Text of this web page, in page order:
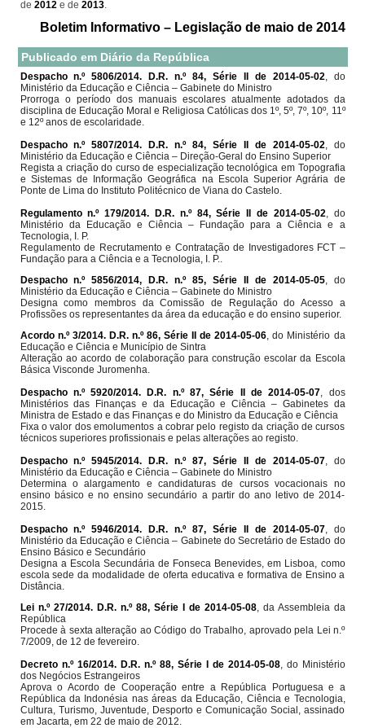
de 2012 e de 2013.
Boletim Informativo – Legislação de maio de 2014
Publicado em Diário da República
Despacho n.º 5806/2014. D.R. n.º 84, Série II de 2014-05-02 , do
Ministério da Educação e Ciência – Gabinete do Ministro
Prorroga o período dos manuais escolares atualmente adotados da
disciplina de Educação Moral e Religiosa Católicas dos 1º, 5º, 7º, 10º, 11º
e 12º anos de escolaridade.
Despacho n.º 5807/2014. D.R. n.º 84, Série II de 2014-05-02 , do
Ministério da Educação e Ciência – Direção-Geral do Ensino Superior
Regista a criação do curso de especialização tecnológica em Topografia
e Sistemas de Informação Geográfica na Escola Superior Agrária de
Ponte de Lima do Instituto Politécnico de Viana do Castelo.
Regulamento n.º 179/2014. D.R. n.º 84, Série II de 2014-05-02 , do
Ministério da Educação e Ciência – Fundação para a Ciência e a
Tecnologia, I. P.
Regulamento de Recrutamento e Contratação de Investigadores FCT –
Fundação para a Ciência e a Tecnologia, I. P..
Despacho n.º 5856/2014, D.R. n.º 85, Série II de 2014-05-05, do
Ministério da Educação e Ciência – Gabinete do Ministro
Designa como membros da Comissão de Regulação do Acesso a
Profissões os representantes da área da educação e do ensino superior.
Acordo n.º 3/2014. D.R. n.º 86, Série II de 2014-05-06 , do Ministério da
Educação e Ciência e Município de Sintra
Alteração ao acordo de colaboração para construção escolar da Escola
Básica Visconde Juromenha.
Despacho n.º 5920/2014. D.R. n.º 87, Série II de 2014-05-07 , dos
Ministérios das Finanças e da Educação e Ciência – Gabinetes da
Ministra de Estado e das Finanças e do Ministro da Educação e Ciência
Fixa o valor dos emolumentos a cobrar pelo registo da criação de cursos
técnicos superiores profissionais e pelas alterações ao registo.
Despacho n.º 5945/2014. D.R. n.º 87, Série II de 2014-05-07, do
Ministério da Educação e Ciência – Gabinete do Ministro
Determina o alargamento e candidaturas de cursos vocacionais no
ensino básico e no ensino secundário a partir do ano letivo de 2014-
2015.
Despacho n.º 5946/2014. D.R. n.º 87, Série II de 2014-05-07, do
Ministério da Educação e Ciência – Gabinete do Secretário de Estado do
Ensino Básico e Secundário
Designa a Escola Secundária de Fonseca Benevides, em Lisboa, como
escola sede da modalidade de oferta educativa e formativa de Ensino a
Distância.
Lei n.º 27/2014. D.R. n.º 88, Série I de 2014-05-08, da Assembleia da
República
Procede à sexta alteração ao Código do Trabalho, aprovado pela Lei n.º
7/2009, de 12 de fevereiro.
Decreto n.º 16/2014. D.R. n.º 88, Série I de 2014-05-08, do Ministério
dos Negócios Estrangeiros
Aprova o Acordo de Cooperação entre a República Portuguesa e a
República da Indonésia nas áreas da Educação, Ciência e Tecnologia,
Cultura, Turismo, Juventude, Desporto e Comunicação Social, assinado
em Jacarta, em 22 de maio de 2012.